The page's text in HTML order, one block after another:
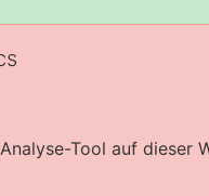
Tool auf dieser